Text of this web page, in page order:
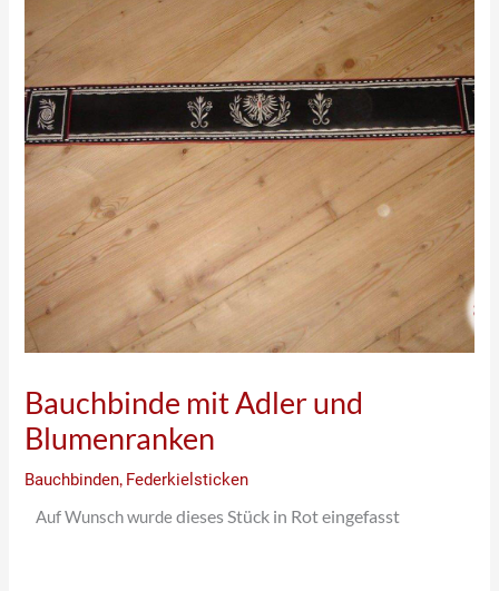
Bauchbinde mit Adler und
Blumenranken
Bauchbinden, Federkielsticken
Auf Wunsch wurdedieses Stück in Rot eingefasst